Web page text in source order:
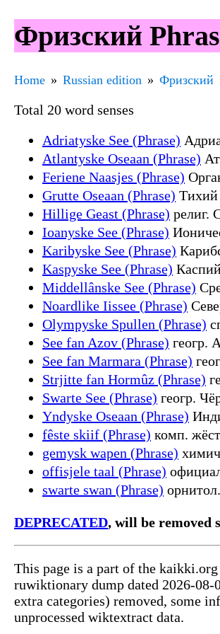
Фризский
Home Russian edition Фризский
Total 20 word senses
Adriatyske See (Phrase)
Atlantyske Oseaan (Phrase)
Feriene Naasjes (Phrase)
Grutte Oseaan (Phrase) Тихий
Hillige Geast (Phrase) религ.
Ioanyske See (Phrase)
Karibyske See (Phrase)
Kaspyske See (Phrase)
Middellânske See (Phrase)
Noardlike Iissee (Phrase)
Olympyske Spullen (Phrase)
See fan Azov (Phrase) геогр.
See fan Marmara (Phrase)
Strjitte fan Hormûz (Phrase)
Swarte See (Phrase) геогр.
Yndyske Oseaan (Phrase)
fêste skiif (Phrase) комп.
gemysk wapen (Phrase)
offisjele taal (Phrase)
swarte swan (Phrase)
DEPRECATED, will be removed
This page is a part of the
ruwiktionary dump dated 2026-08-
extra categories) removed, some
unprocessed wiktextract data.